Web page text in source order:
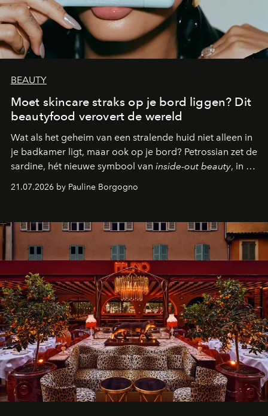
BEAUTY
Moet skincare straks op je bord liggen? Dit
beautyfood verovert de wereld
Wat als het geheim van een stralende huid niet alleen in
je badkamer ligt, maar ook op je bord? Petrossian zet de
sardine, hét nieuwe symbool van inside-out beauty, in de
kijker met twee gastronomische creaties.
21.07.2026 by Pauline Borgogno